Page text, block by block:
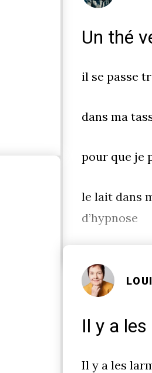
Un thé
il se passe
dans ma
pour que je
le lait dans
d’hypnose
Il y a
Il y a les